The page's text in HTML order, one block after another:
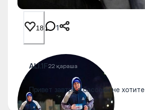
18 1
ALI.1F22 қараша
Привет завтра в бассейн не хотите